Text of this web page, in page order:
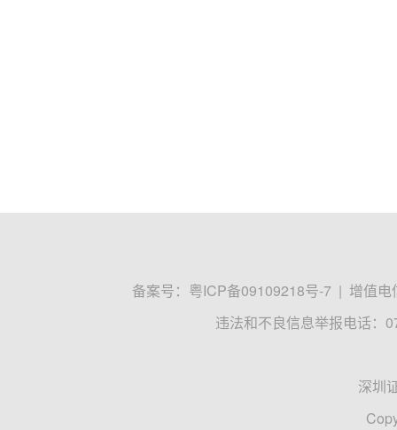
备案号： 粤ICP备09109218号-7 | 增值电
违法和不良信息举报电话：
深圳